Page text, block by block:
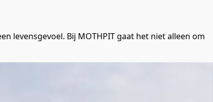
levensgevoel. Bij MOTHPIT gaat het niet alleen om